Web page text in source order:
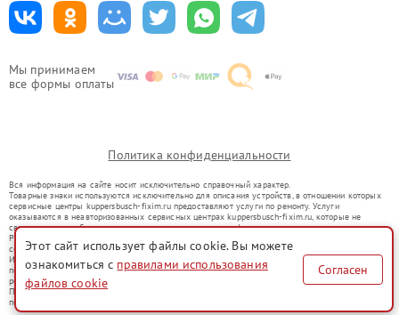
Мы принимаем
все формы оплаты
Политика конфиденциальности
Вся информация на сайте носит исключительно справочный характер.
Товарные знаки используются исключительно для описания устройств, в отношении которых
сервисные центры kuppersbusch-fixim.ru предоставляют услуги по ремонту. Услуги
оказываются в неавторизованных сервисных центрах kuppersbusch-fixim.ru, которые не
связаны с правообладателями товарных знаков или их официальными представителями.
Ремонт осуществляется для устройств, уже введенных в гражданский оборот в соответствии
со статьей 1487 ГК РФ.
Использование товарных знаков не преследует цели индивидуализации услуг или введения
потребителей в заблуждение, а служит для информирования о предоставляемых услугах по
ремонту техники указанных брендов.
Представленная на сайте информация не является публичной офертой, определяемой
положениями Статьи 437(2) Гражданского кодекса РФ
Этот сайт использует файлы cookie. Вы можете
ознакомиться с правилами использования
файлов cookie
Согласен